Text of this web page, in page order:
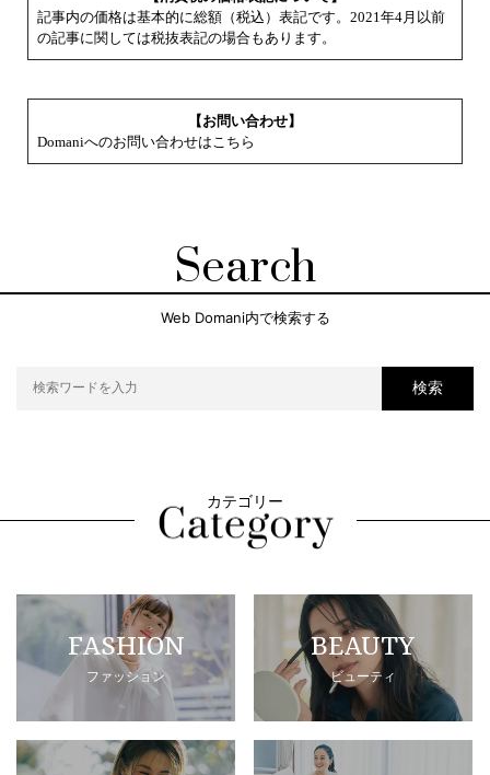
記事内の価格は基本的に総額（税込）表記です。2021年4月以前
の記事に関しては税抜表記の場合もあります。
【お問い合わせ】
Domaniへのお問い合わせはこちら
Search
Web Domani内で検索する
検索
カテゴリー
FASHION
ファッション
BEAUTY
ビューティ